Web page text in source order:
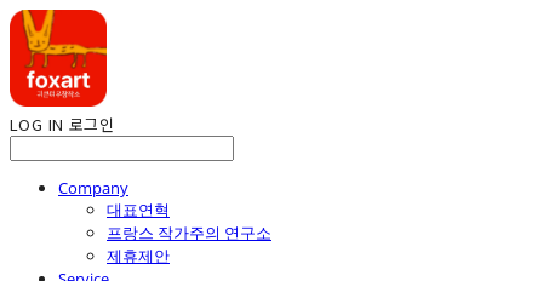
LOG IN 로그인
Company
대표연혁
프랑스 작가주의 연구소
제휴제안